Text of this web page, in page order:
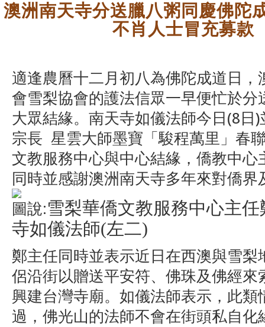
澳洲南天寺分送臘八粥同慶佛陀
不肖人士冒充募款
適逢農曆十二月初八為佛陀成道日，
會雪梨協會的護法信眾一早便忙於分
大眾結緣。南天寺如儀法師今日(8日
宗長 星雲大師墨寶「駿程萬里」春
文教服務中心與中心結緣，僑教中心
同時並感謝澳洲南天寺多年來對僑
圖說:雪梨華僑文教服務中心主任
寺如儀法師(左二)
鄭主任同時並表示近日在西澳與雪梨
侶沿街以贈送平安符、佛珠及佛經來
興建台灣寺廟。如儀法師表示，此類
過，佛光山的法師不會在街頭私自化